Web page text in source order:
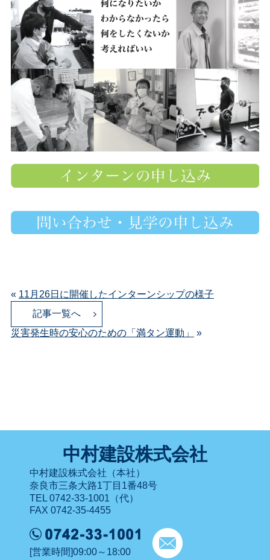
« 11月26日に開催したインターンシップの様子
記事一覧へ
災害発生時の安心のための「満タン運動」
»
中村建設株式会社
中村建設株式会社（本社）
奈良市三条大路1丁目1番48号
TEL 0742-33-1001（代）
FAX 0742-35-4455
[営業時間]09:00～18:00